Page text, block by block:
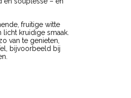
fruitige witte
licht kruidige smaak.
van te genieten,
bijvoorbeeld bij